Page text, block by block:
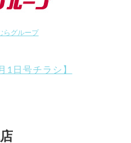
らグループ
1日号チラシ】